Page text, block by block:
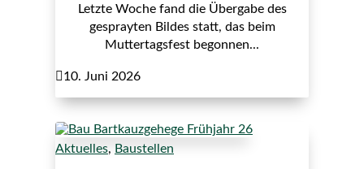
Letzte Woche fand die Übergabe des
gesprayten Bildes statt, das beim
Muttertagsfest begonnen...
10. Juni 2026
Aktuelles, Baustellen